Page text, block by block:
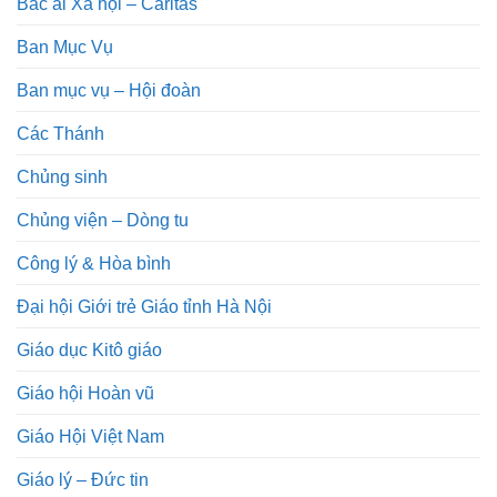
Ban Mục Vụ
Ban mục vụ – Hội đoàn
Các Thánh
Chủng sinh
Chủng viện – Dòng tu
Công lý & Hòa bình
Đại hội Giới trẻ Giáo tỉnh Hà Nội
Giáo dục Kitô giáo
Giáo hội Hoàn vũ
Giáo Hội Việt Nam
Giáo lý – Đức tin